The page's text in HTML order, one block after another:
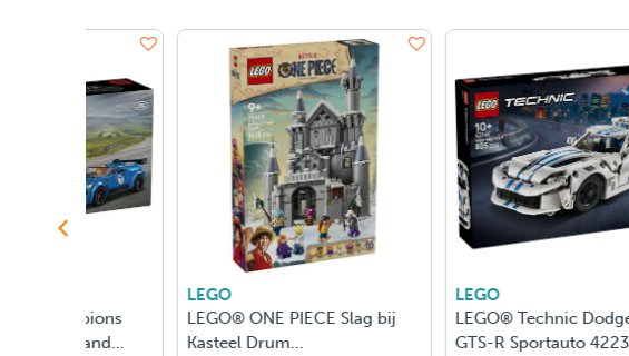
LEGO® Technic Batmobile™
Tumbler Bouwset 42239
Pokémon 30730